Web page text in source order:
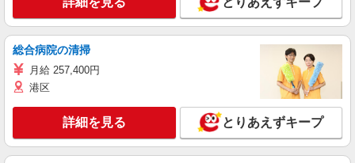
総合病院の清掃
月給 257,400円
港区
詳細を見る とりあえずキープ